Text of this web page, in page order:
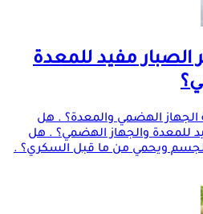
مفيد للمعدة
الجهاز الهضمي والمعدة؟ . هل
للمعدة والجهاز الهضمي؟ . هل
ويحمي من ما قبل السكري؟ .